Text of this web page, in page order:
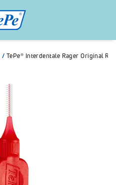
/ TePe® Interdentale Rager Original